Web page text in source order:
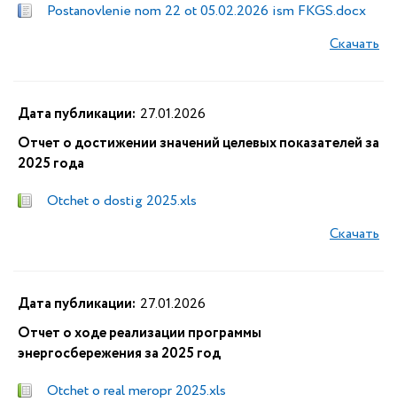
Postanovlenie nom 22 ot 05.02.2026 ism FKGS.docx
Скачать
Дата публикации: 27.01.2026
Отчет о достижении значений целевых показателей за
2025 года
Otchet o dostig 2025.xls
Скачать
Дата публикации: 27.01.2026
Отчет о ходе реализации программы
энергосбережения за 2025 год
Otchet o real meropr 2025.xls